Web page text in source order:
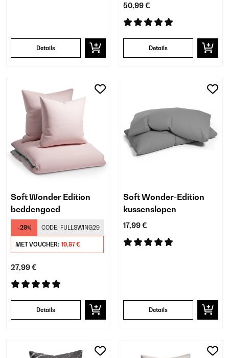
Details
50,99 €
Details
Soft Wonder Edition
beddengoed
-29% CODE: FULLSWING29
MET VOUCHER: 19,87 €
27,99 €
Details
Soft Wonder-Edition
kussenslopen
17,99 €
Details